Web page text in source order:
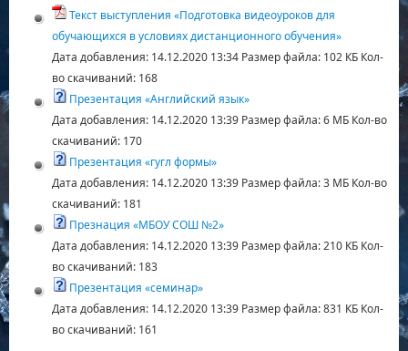
Текст выступления «Подготовка видеоуроков для
обучающихся в условиях дистанционного обучения»
Дата добавления:14.12.2020 13:34 Размер файла:102 КБ Кол-
во скачиваний:168
Презентация «Английский язык»
Дата добавления:14.12.2020 13:39 Размер файла:6 МБ Кол-во
скачиваний:170
Презентация «гугл формы»
Дата добавления:14.12.2020 13:39 Размер файла:3 МБ Кол-во
скачиваний:181
Презнация «МБОУ СОШ №2»
Дата добавления:14.12.2020 13:39 Размер файла:210 КБ Кол-
во скачиваний:183
Презентация «семинар»
Дата добавления:14.12.2020 13:39 Размер файла:831 КБ Кол-
во скачиваний:161